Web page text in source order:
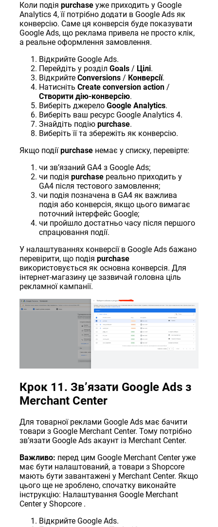
Коли подіяpurchase уже приходить у Google
Analytics 4, її потрібно додати в Google Ads як
конверсію. Саме ця конверсія буде показувати
Google Ads, що реклама привела не просто клік,
а реальне оформлення замовлення.
Відкрийте Google Ads.
Перейдіть у розділGoals / Цілі.
ВідкрийтеConversions / Конверсії.
НатиснітьCreate conversion action /
Створити дію-конверсію.
Виберіть джерелоGoogle Analytics.
Виберіть ваш ресурс Google Analytics 4.
Знайдіть подіюpurchase.
Виберіть її та збережіть як конверсію.
Якщо подіїpurchase немає у списку, перевірте:
чи звʼязаний GA4 з Google Ads;
чи подіяpurchase реально приходить у
GA4 після тестового замовлення;
чи подія позначена в GA4 як важлива
подія або конверсія, якщо цього вимагає
поточний інтерфейс Google;
чи пройшло достатньо часу після першого
спрацювання події.
У налаштуваннях конверсії в Google Ads бажано
перевірити, що подіяpurchase
використовується як основна конверсія. Для
інтернет-магазину це зазвичай головна ціль
рекламної кампанії.
Крок 11. Звʼязати Google Ads з
Merchant Center
Для товарної реклами Google Ads має бачити
товари з Google Merchant Center. Тому потрібно
звʼязати Google Ads акаунт із Merchant Center.
Важливо: перед цим Google Merchant Center уже
має бути налаштований, а товари з Shopcore
мають бути завантажені у Merchant Center. Якщо
цього ще не зроблено, спочатку виконайте
інструкцію: Налаштування Google Merchant
Center у Shopcore .
Відкрийте Google Ads.